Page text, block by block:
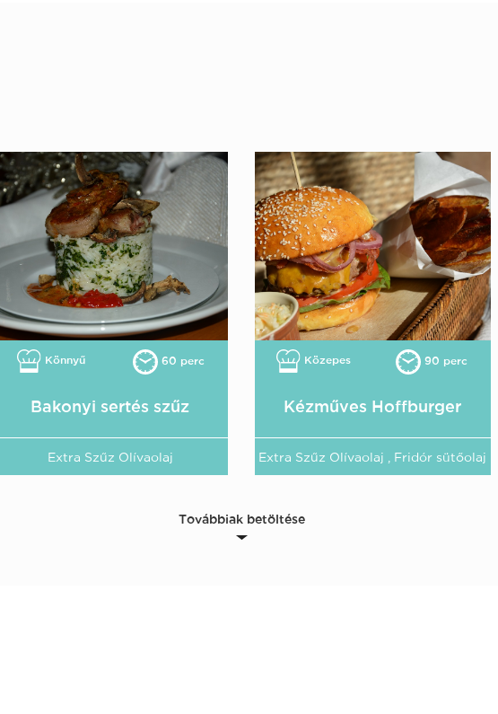
Könnyű 60 perc
Bakonyi sertés szűz
Extra Szűz Olívaolaj
Közepes 90 perc
Kézműves Hoffburger
Extra Szűz Olívaolaj , Fridór sütőolaj
Továbbiak betöltése